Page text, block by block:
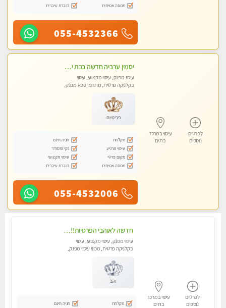
תמונה אמיתית
דוברת עיברית
055-4532366
לפרטים
נוספים
עיסוי במרכז
בת ים
יסמין ערביה חדשה בבת ים חדש חדש .כל סוגי העיסויים במקום הכי מושלם בעיר בת ים . highly recommended..new in the city
עיסוי מפנק, עיסוי מקצועי, עיסוי
בקלניקה פרטית, מתחמי ספא מפנק,
פרימיום
מקלחת
חניה חינם
עיסוי מרגיע
נקי ומסודר
מקום פרטי
עיסוי מקצועי
תמונה אמיתית
דוברת עיברית
055-4532006
לפרטים
נוספים
עיסוי במרכז
בת ים
חדשה לאוהבי הפרטיות!!בראשון לציון! מעסה vip מפנקת בקליניקה פרטית לחלוטין!!! לבד! לרציניים בלבד! מומלץ!
עיסוי מפנק, עיסוי מקצועי, עיסוי
בקלניקה פרטית, מכוני עיסוי מפנק,
זהב
מקלחת
חניה חינם